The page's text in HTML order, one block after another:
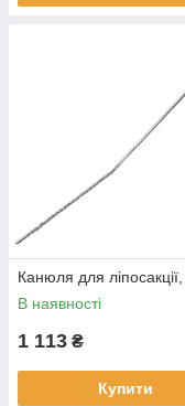
Канюля для
В наявності
1 113 ₴
Купити